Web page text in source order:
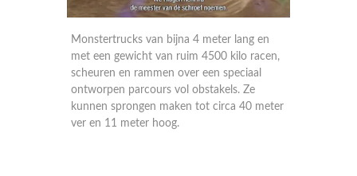
Monstertrucks van bijna 4 meter lang en
met een gewicht van ruim 4500 kilo racen,
scheuren en rammen over een speciaal
ontworpen parcours vol obstakels. Ze
kunnen sprongen maken tot circa 40 meter
ver en 11 meter hoog.